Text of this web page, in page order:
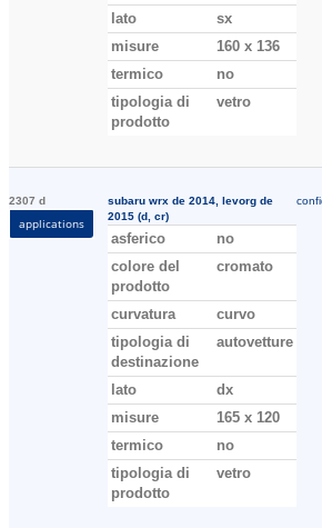
lato
sx
misure
160 x 136
termico
no
tipologia di
prodotto
vetro
2307 d
applications
subaru wrx de 2014, levorg de
2015 (d, cr)
asferico
no
colore del
prodotto
cromato
curvatura
curvo
tipologia di
destinazione
autovetture
lato
dx
misure
165 x 120
termico
no
tipologia di
prodotto
vetro